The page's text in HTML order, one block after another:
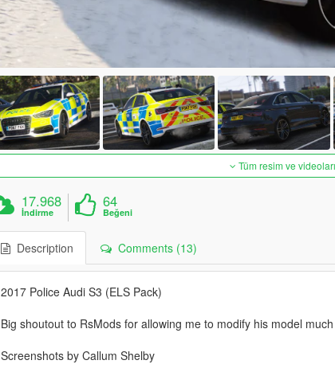
Tüm resim ve
17.968
İndirme
64
Beğeni
Description Comments (13)
2017 Police Audi S3 (ELS Pack)
Big shoutout to RsMods for allowing me to modify his model
Screenshots by Callum Shelby